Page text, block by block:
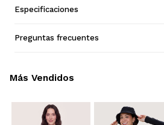
Especificaciones
Preguntas frecuentes
Más Vendidos